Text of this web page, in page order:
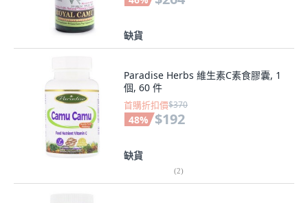
缺貨
Paradise Herbs 維生素C素食膠囊, 1
個, 60 件
首購折扣價$370
48% $192
缺貨
(2)